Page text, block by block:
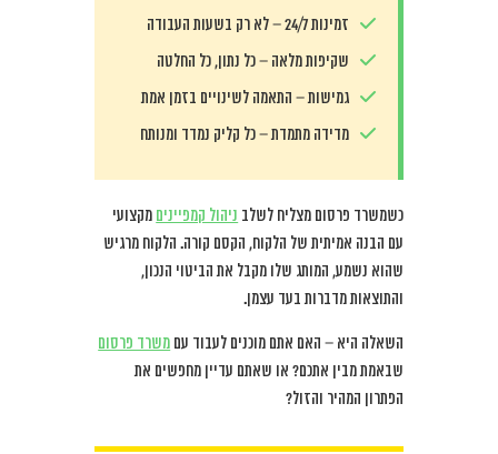
זמינות 24/7 – לא רק בשעות העבודה
שקיפות מלאה – כל נתון, כל החלטה
גמישות – התאמה לשינויים בזמן אמת
מדידה מתמדת – כל קליק נמדד ומנותח
כשמשרד פרסום מצליח לשלב ניהול קמפיינים מקצועי
עם הבנה אמיתית של הלקוח, הקסם קורה. הלקוח מרגיש
שהוא נשמע, המותג שלו מקבל את הביטוי הנכון,
והתוצאות מדברות בעד עצמן.
השאלה היא – האם אתם מוכנים לעבוד עם משרד פרסום
שבאמת מבין אתכם? או שאתם עדיין מחפשים את
הפתרון המהיר והזול?